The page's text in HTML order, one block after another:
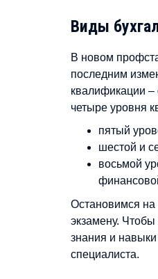
Виды
В новом
последним
квалификации
четыре уровня
пятый
шестой и
восьмой
Остановимся на
экзамену.
знания и
специалиста.